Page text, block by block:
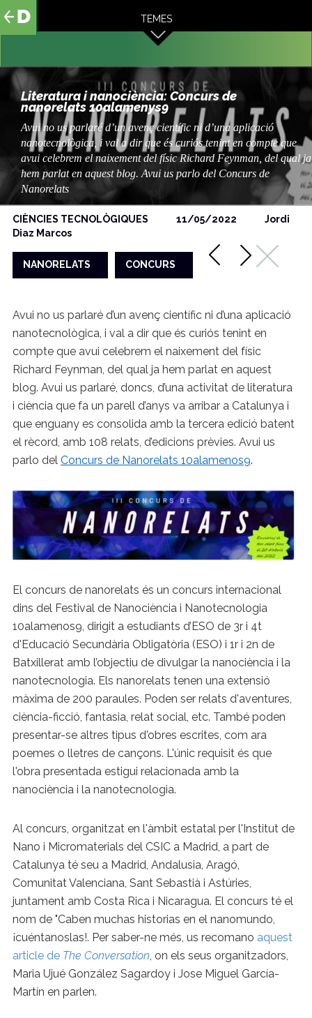
contingut
TEMES
Literatura i nanociència: Concurs de
nanorelats 10alamenys9
Avui no us parlaré d’un avenç científic ni d’una aplicació
nanotecnològica, i val a dir que és curiós tenint en compte que
avui celebrem el naixement del físic Richard Feynman, del qual ja
hem parlat en aquest blog. Avui us parlo del Concurs de
Nanorelats
CIÈNCIES TECNOLÒGIQUES 11/05/2022
Jordi
Diaz Marcos
NANORELATS CONCURS
Avui no us parlaré d’un avenç científic ni d’una aplicació
nanotecnològica, i val a dir que és curiós tenint en
compte que avui celebrem el naixement del físic
Richard Feynman, del qual ja hem parlat en aquest
blog. Avui us parlaré, doncs, d’una activitat de literatura
i ciència que fa un parell d’anys va arribar a Catalunya i
que enguany es consolida amb la tercera edició batent
el rècord, amb 108 relats, d’edicions prèvies. Avui us
parlo del Concurs de Nanorelats 10alamenos9.
El concurs de nanorelats és un concurs internacional
dins del Festival de Nanociència i Nanotecnologia
10alamenos9, dirigit a estudiants d’ESO de 3r i 4t
d'Educació Secundària Obligatòria (ESO) i 1r i 2n de
Batxillerat amb l’objectiu de divulgar la nanociència i la
nanotecnologia. Els nanorelats tenen una extensió
màxima de 200 paraules. Poden ser relats d'aventures,
ciència-ficció, fantasia, relat social, etc. També poden
presentar-se altres tipus d'obres escrites, com ara
poemes o lletres de cançons. L'únic requisit és que
l'obra presentada estigui relacionada amb la
nanociència i la nanotecnologia.
Al concurs, organitzat en l'àmbit estatal per l'Institut de
Nano i Micromaterials del CSIC a Madrid, a part de
Catalunya té seu a Madrid, Andalusia, Aragó,
Comunitat Valenciana, Sant Sebastià i Astúries,
juntament amb Costa Rica i Nicaragua. El concurs té el
nom de "Caben muchas historias en el nanomundo,
¡cuéntanoslas!. Per saber-ne més, us recomano aquest
article de The Conversation, on els seus organitzadors,
Maria Ujué González Sagardoy i Jose Miguel García-
Martín en parlen.